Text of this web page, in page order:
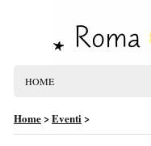
HOME
Home>Eventi>